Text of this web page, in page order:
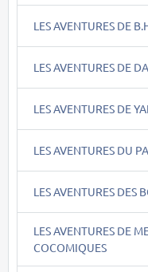
LES AVENTURES DE
LES AVENTURES DE
LES AVENTURES DE
LES AVENTURES DU
LES AVENTURES DES
LES AVENTURES DE
COCOMIQUES